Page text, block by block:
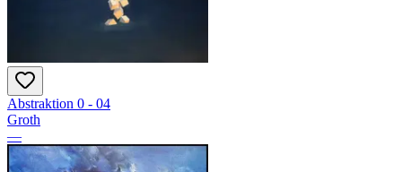
Abstraktion 0 - 04
Groth
—